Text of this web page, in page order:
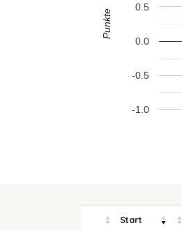
-1.0
-0.5
0.0
0.5
Punkte
Start